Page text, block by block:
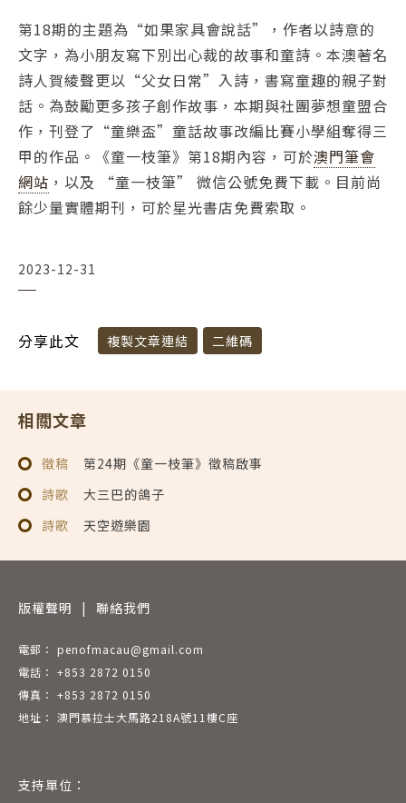
第18期的主題為“如果家具會說話”，作者以詩意的
文字，為小朋友寫下別出心裁的故事和童詩。本澳著名
詩人賀綾聲更以“父女日常”入詩，書寫童趣的親子對
話。為鼓勵更多孩子創作故事，本期與社團夢想童盟合
作，刊登了“童樂盃”童話故事改編比賽小學組奪得三
甲的作品。《童一枝筆》第18期內容，可於澳門筆會
網站 ，以及 “童一枝筆” 微信公號免費下載。目前尚
餘少量實體期刊，可於星光書店免費索取。
2023-12-31
分享此文 複製文章連結 二維碼
相關文章
徵稿
第24期《童一枝筆》徵稿啟事
詩歌
大三巴的鴿子
詩歌
天空遊樂園
版權聲明 | 聯絡我們
電郵： penofmacau@gmail.com
電話： +853 2872 0150
傳真： +853 2872 0150
地址： 澳門慕拉士大馬路218A號11樓C座
支持單位：